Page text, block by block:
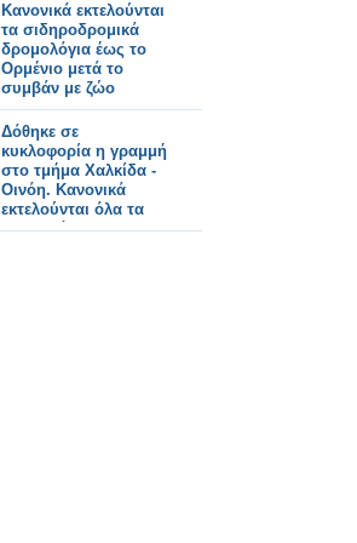
Κανονικά εκτελούνται
τα σιδηροδρομικά
δρομολόγια έως το
Ορμένιο μετά το
συμβάν με ζώο
Δόθηκε σε
κυκλοφορία η γραμμή
στο τμήμα Χαλκίδα -
Οινόη. Κανονικά
εκτελούνται όλα τα
δρομολόγια του